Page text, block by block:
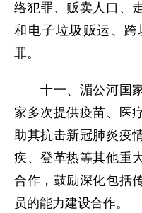
络犯罪、贩卖人口、
和电子垃圾贩运、
罪。
十一、湄公河国家
家多次提供疫苗、医
助其抗击新冠肺炎疫
疾、登革热等其他重
合作，鼓励深化包括
员的能力建设合作。